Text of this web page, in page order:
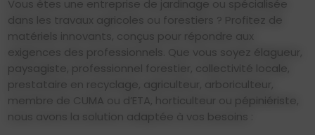
Vous êtes une entreprise de jardinage ou spécialisée
dans les travaux agricoles ou forestiers ? Profitez de
matériels innovants, conçus pour répondre aux
exigences des professionnels. Que vous soyez élagueur,
paysagiste, professionnel forestier, collectivité locale,
prestataire en recyclage, agriculteur, arboriculteur,
membre de CUMA ou d’ETA, horticulteur ou pépiniériste,
nous avons la solution adaptée à vos besoins :